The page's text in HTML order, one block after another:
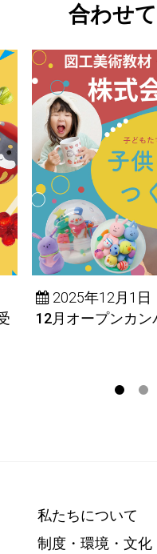
合わせ
2025年12月1日
12月オープンカン
私たちについて
制度・環境・文化